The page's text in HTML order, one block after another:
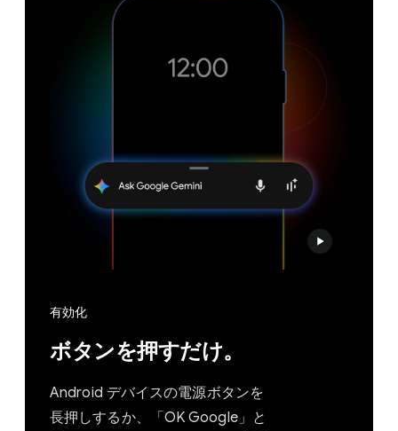
有効化
ボタンを​押すだけ。
Android デバイスの​電源ボタンを​
長押しするか、​「OK Google」と​